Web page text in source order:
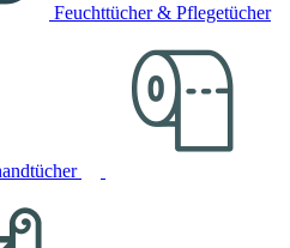
Feuchttücher & Pflegetücher